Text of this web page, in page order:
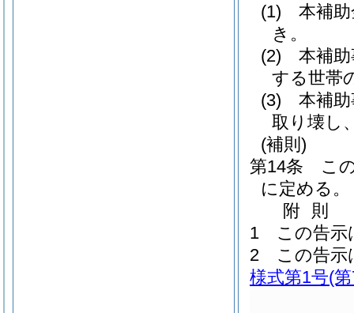
(1)
本補
き。
(2)
本補
する世帯
(3)
本補
取り壊し
(補則)
第14条
こ
に定める。
附 則
1
この告示
2
この告示
様式第1号(